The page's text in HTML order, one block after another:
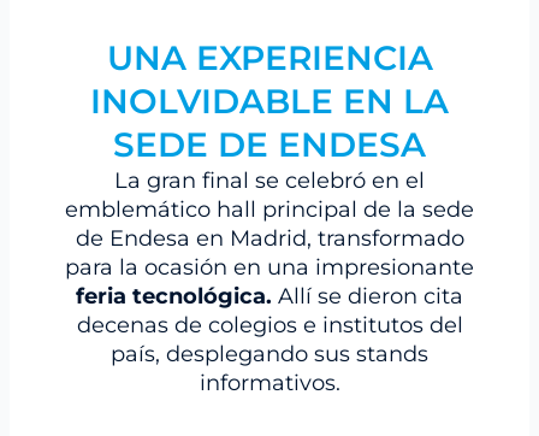
UNA EXPERIENCIA
INOLVIDABLE EN LA
SEDE DE ENDESA
La gran final se celebró en el
emblemático hall principal de la sede
de Endesa en Madrid, transformado
para la ocasión en una impresionante
feria tecnológica. Allí se dieron cita
decenas de colegios e institutos del
país, desplegando sus stands
informativos.